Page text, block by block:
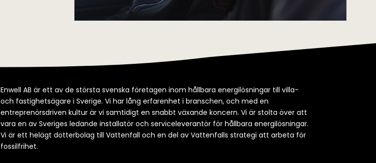
Enwell AB är ett av de största svenska företagen inom hållbara energilösningar till villa-
och fastighetsägare i Sverige. Vi har lång erfarenhet i branschen, och med en
entreprenörsdriven kultur är vi samtidigt en snabbt växande koncern. Vi är stolta över att
vara en av Sveriges ledande installatör och serviceleverantör för hållbara energilösningar.
Vi är ett helägt dotterbolag till Vattenfall och en del av Vattenfalls strategi att arbeta för
fossilfrihet.